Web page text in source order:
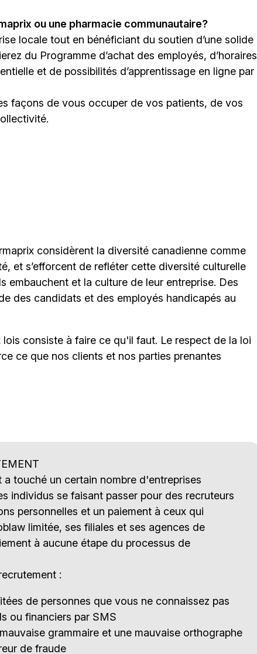
ou une pharmacie communautaire?
locale tout en bénéficiant du soutien d’une solide
du Programme d’achat des employés, d’horaires
et de possibilités d’apprentissage en ligne par
façons de vous occuper de vos patients, de vos
considèrent la diversité canadienne comme
et s’efforcent de refléter cette diversité culturelle
embauchent et la culture de leur entreprise. Des
des candidats et des employés handicapés au
consiste à faire ce qu'il faut. Le respect de la loi
ce que nos clients et nos parties prenantes
touché un certain nombre d'entreprises
individus se faisant passer pour des recruteurs
personnelles et un paiement à ceux qui
limitée, ses filiales et ses agences de
à aucune étape du processus de
:
de personnes que vous ne connaissez pas
ou financiers par SMS
grammaire et une mauvaise orthographe
de fraude